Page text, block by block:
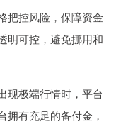
把控风险，保障资金
明可控，避免挪用和
现极端行情时，平台
拥有充足的备付金，